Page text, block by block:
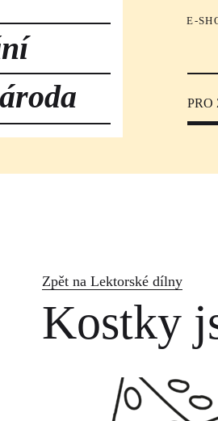
PRO
E-
Zpět na Lektorské dílny
Kostky